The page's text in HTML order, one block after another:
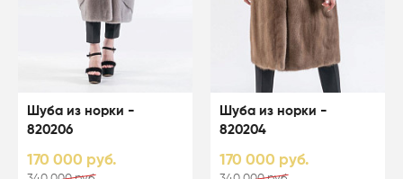
Шуба из норки -
820206
170 000 руб.
Шуба из норки -
820204
170 000 руб.